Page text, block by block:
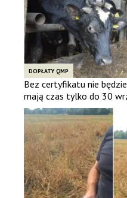
DOPŁATY QMP
Bez certyfikatu nie
mają czas tylko do 30